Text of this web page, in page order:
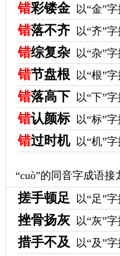
错彩镂金 以“金”
错落不齐 以“齐”
错综复杂 以“杂”
错节盘根 以“根”
错落高下 以“下”
错认颜标 以“标”
错过时机 以“机”
“cuò”的同音字成语接
搓手顿足 以“足”
挫骨扬灰 以“灰”
措手不及 以“及”